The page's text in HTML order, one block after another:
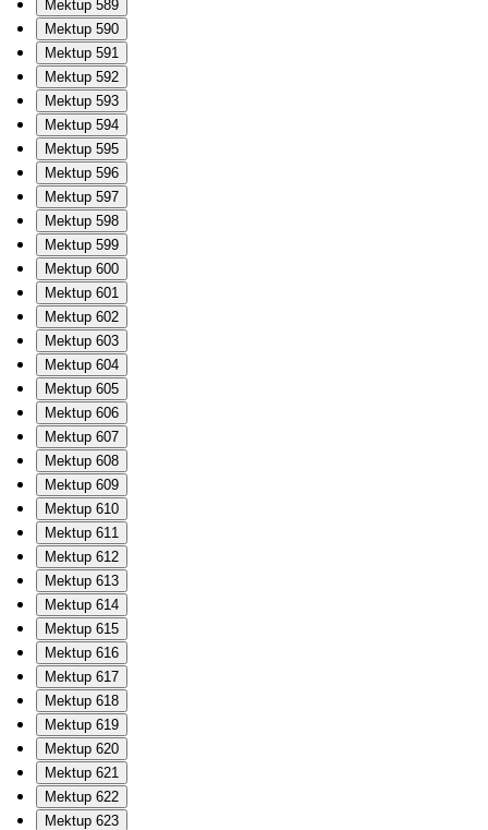
Mektup 589
Mektup 590
Mektup 591
Mektup 592
Mektup 593
Mektup 594
Mektup 595
Mektup 596
Mektup 597
Mektup 598
Mektup 599
Mektup 600
Mektup 601
Mektup 602
Mektup 603
Mektup 604
Mektup 605
Mektup 606
Mektup 607
Mektup 608
Mektup 609
Mektup 610
Mektup 611
Mektup 612
Mektup 613
Mektup 614
Mektup 615
Mektup 616
Mektup 617
Mektup 618
Mektup 619
Mektup 620
Mektup 621
Mektup 622
Mektup 623